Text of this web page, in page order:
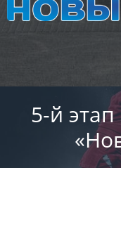
5-й